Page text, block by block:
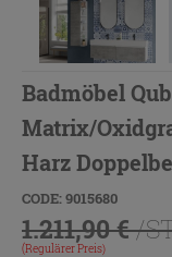
Badmöbel
Matrix/
Harz
CODE: 9015680
1.211,90 €/
(Regulärer Preis)